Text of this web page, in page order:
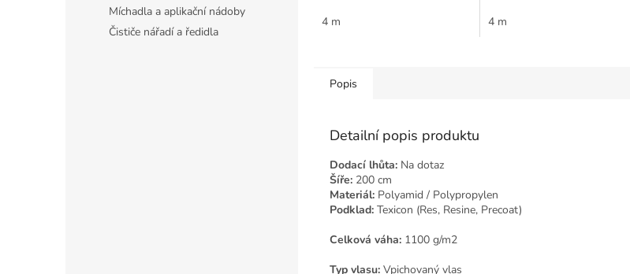
Míchadla a aplikační nádoby
Čističe nářadí a ředidla
vhodný pro kolečkové židle i
4 m
Celková výška: 6.00...
4 m
Popis
Detailní popis produktu
Dodací lhůta: Na dotaz
Šíře: 200 cm
Materiál: Polyamid / Polypropylen
Podklad: Texicon (Res, Resine, Precoat)
Celková váha: 1100 g/m2
Typ vlasu: Vpichovaný vlas